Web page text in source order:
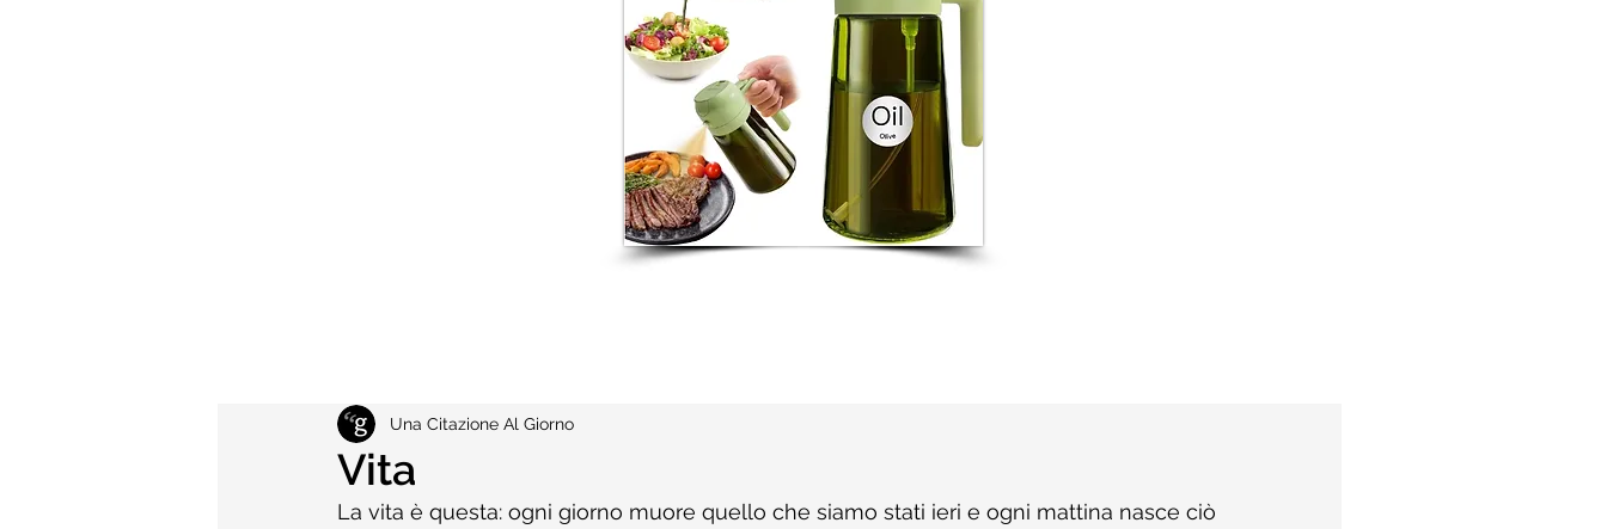
Vita
Una Citazione Al Giorno
La vita è questa: ogni giorno muore quello che siamo stati ieri e ogni mattina nasce ciò